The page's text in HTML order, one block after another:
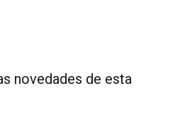
novedades de esta